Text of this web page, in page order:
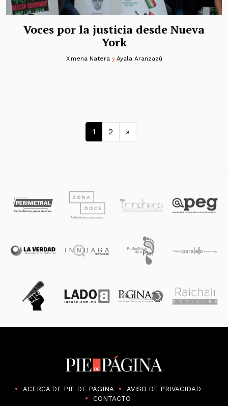
Voces por la justicia desde Nueva
York
Ximena NaterayAyala Aranzazú
Navegación de
1 2 »
ACERCA DE PIE DE PÁGINA
AVISO DE PRIVACIDAD
CONTACTO